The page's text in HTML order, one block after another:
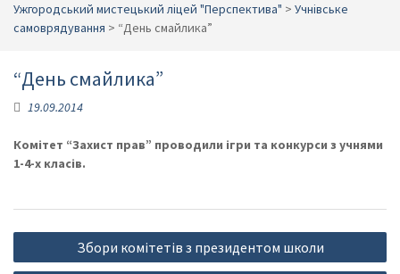
Ужгородський мистецький ліцей "Перспектива" > Учнівське
самоврядування > “День смайлика”
“День смайлика”
19.09.2014
Комітет “Захист прав” проводили ігри та конкурси з учнями
1-4-х класів.
Навігація
записів
Збори комітетів з президентом школи